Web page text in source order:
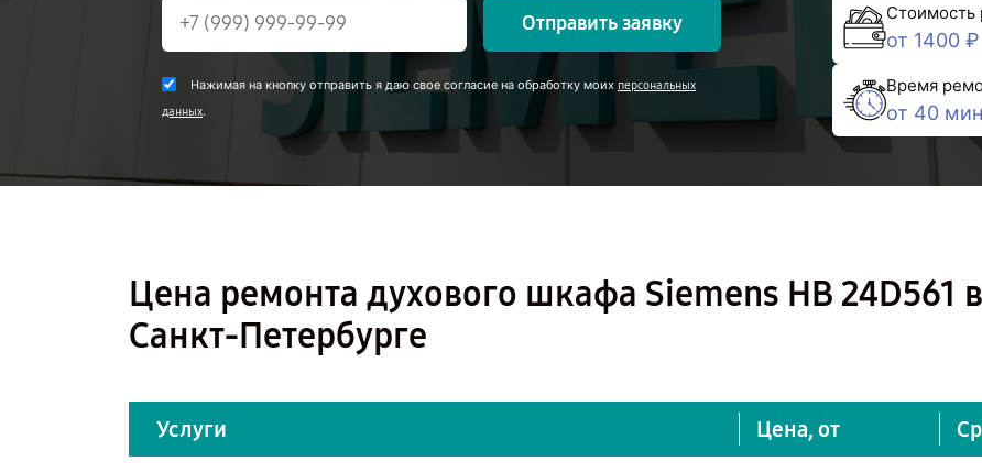
Отправить заявку
Нажимая на кнопку отправить я даю свое согласие на обработку моих персональных
данных.
Стоимость
от 1400 ₽
Время
от 40 мин
Цена ремонта духового шкафа Siemens HB 24D561 в
Санкт-Петербурге
Услуги Цена, от